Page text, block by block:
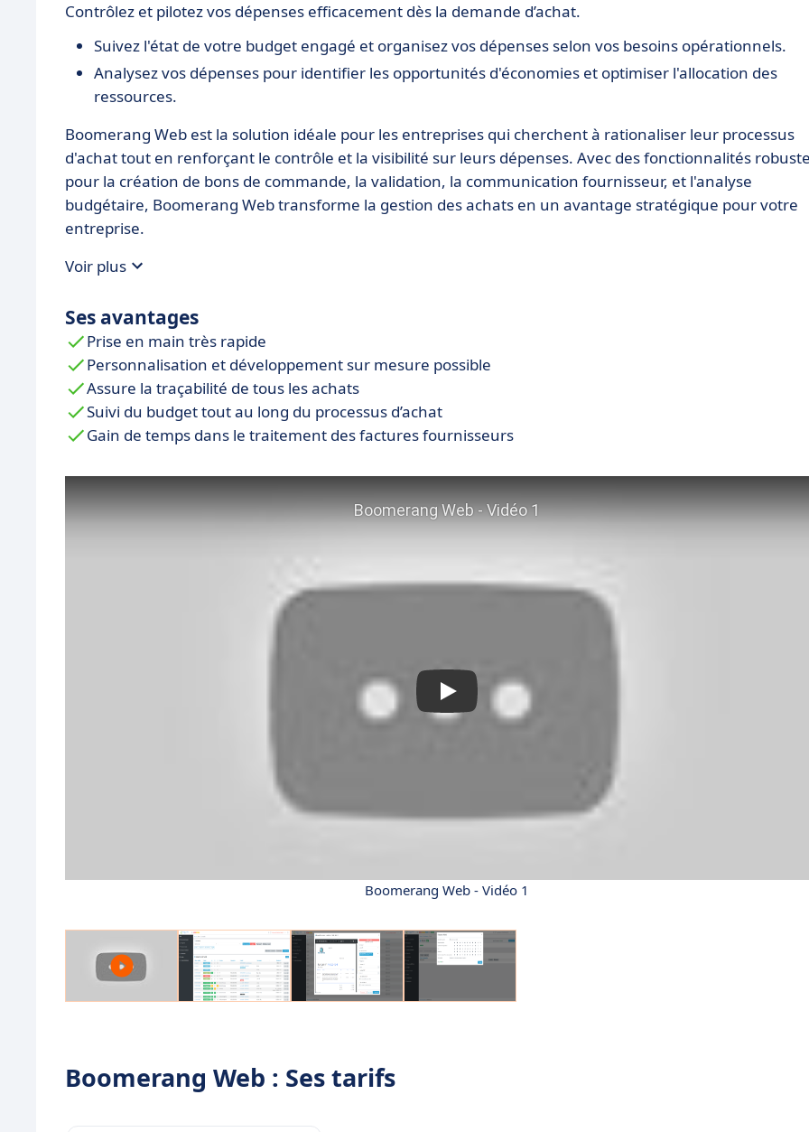
Contrôlez et pilotez vos dépenses efficacement dès la demande d’achat.
Suivez l'état de votre budget engagé et organisez vos dépenses selon vos besoins opérationnels.
Analysez vos dépenses pour identifier les opportunités d'économies et optimiser l'allocation des
ressources.
Boomerang Web est la solution idéale pour les entreprises qui cherchent à rationaliser leur processus
d'achat tout en renforçant le contrôle et la visibilité sur leurs dépenses. Avec des fonctionnalités
pour la création de bons de commande, la validation, la communication fournisseur, et l'analyse
budgétaire, Boomerang Web transforme la gestion des achats en un avantage stratégique pour votre
entreprise.
Voir plus
Ses avantages
Prise en main très rapide
Personnalisation et développement sur mesure possible
Assure la traçabilité de tous les achats
Suivi du budget tout au long du processus d’achat
Gain de temps dans le traitement des factures fournisseurs
Boomerang Web - Vidéo 1
Boomerang Web : Ses tarifs